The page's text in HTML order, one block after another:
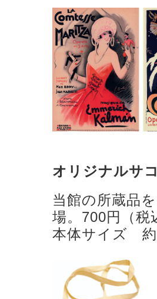
オリジナルサ
当館の所蔵品
場。700円（税
本体サイズ 約